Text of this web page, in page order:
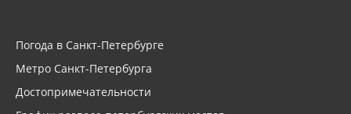
Погода в Санкт-Петербурге
Метро Санкт-Петербурга
Достопримечательности